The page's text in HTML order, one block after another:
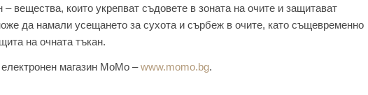
вещества, които укрепват съдовете в зоната на очите и защитават
да намали усещането за сухота и сърбеж в очите, като същевременно
на очната тъкан.
магазин МоМо –www.momo.bg.